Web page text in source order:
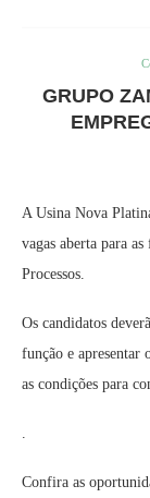
GRUPO
A Usina Nova
vagas aberta para
Processos.
Os candidatos
função e
as condições para
Confira as